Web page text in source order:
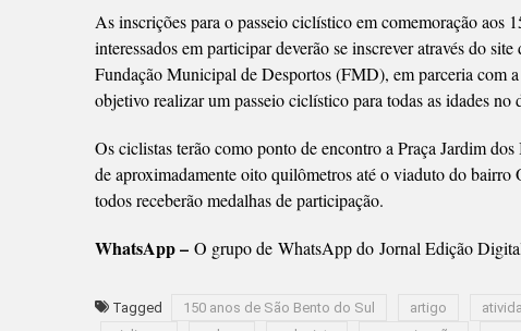
COM
As inscrições para o passeio ciclístico em comemoração aos
interessados em participar deverão se inscrever através do
Fundação Municipal de Desportos (FMD), em parceria com
objetivo realizar um passeio ciclístico para todas as idades no
Os ciclistas terão como ponto de encontro a Praça Jardim
de aproximadamente oito quilômetros até o viaduto do
todos receberão medalhas de participação.
WhatsApp – O grupo de WhatsApp do Jornal Edição
Tagged 150 anos de São Bento do Sul artigo